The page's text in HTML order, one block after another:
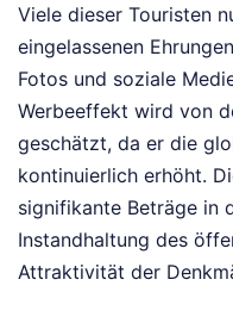
Viele dieser Touristen
eingelassenen
Fotos und soziale
Werbeeffekt wird von
geschätzt, da er die
kontinuierlich erhöht.
signifikante Beträge in
Instandhaltung des
Attraktivität der